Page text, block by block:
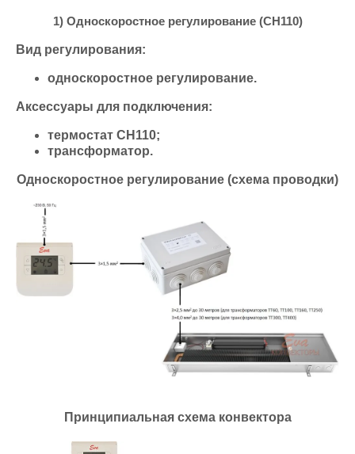
1) Односкоростное регулирование (CH110)
Вид регулирования:
односкоростное регулирование.
Аксессуары для подключения:
термостат CH110;
трансформатор.
Односкоростное регулирование (схема проводки)
Принципиальная схема конвектора